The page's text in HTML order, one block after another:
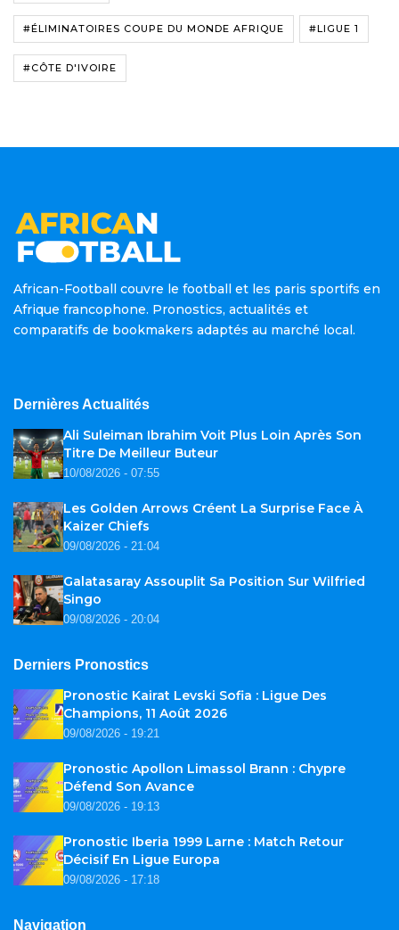
#ÉLIMINATOIRES COUPE DU MONDE AFRIQUE #LIGUE 1
#CÔTE D'IVOIRE
African-Football couvre le football et les paris sportifs en
Afrique francophone. Pronostics, actualités et
comparatifs de bookmakers adaptés au marché local.
Dernières Actualités
Ali Suleiman Ibrahim Voit Plus Loin Après Son
Titre De Meilleur Buteur
10/08/2026 - 07:55
Les Golden Arrows Créent La Surprise Face À
Kaizer Chiefs
09/08/2026 - 21:04
Galatasaray Assouplit Sa Position Sur Wilfried
Singo
09/08/2026 - 20:04
Derniers Pronostics
Pronostic Kairat Levski Sofia : Ligue Des
Champions, 11 Août 2026
09/08/2026 - 19:21
Pronostic Apollon Limassol Brann : Chypre
Défend Son Avance
09/08/2026 - 19:13
Pronostic Iberia 1999 Larne : Match Retour
Décisif En Ligue Europa
09/08/2026 - 17:18
Navigation